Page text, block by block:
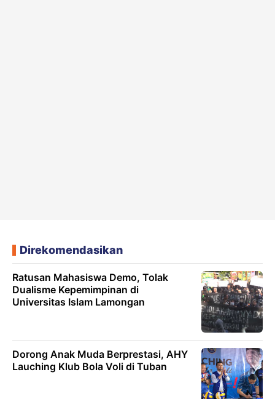
Direkomendasikan
Ratusan Mahasiswa Demo, Tolak
Dualisme Kepemimpinan di
Universitas Islam Lamongan
Dorong Anak Muda Berprestasi, AHY
Lauching Klub Bola Voli di Tuban